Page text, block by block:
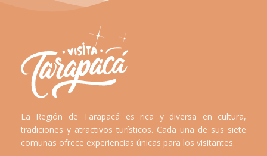
La Región de Tarapacá es rica y diversa en cultura,
tradiciones y atractivos turísticos. Cada una de sus siete
comunas ofrece experiencias únicas para los visitantes.